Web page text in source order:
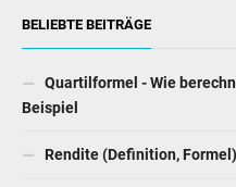
BELIEBTE BEITRÄGE
Quartilformel - Wie
Beispiel
Rendite (Definition,